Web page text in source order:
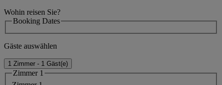
Wohin reisen Sie?
Booking Dates
Gäste auswählen
1 Zimmer - 1 Gäst(e)
Zimmer 1